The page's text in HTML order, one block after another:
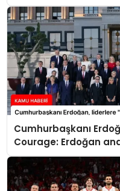
Cumhurbaşkanı
Courage: Erdoğan
takdim etti